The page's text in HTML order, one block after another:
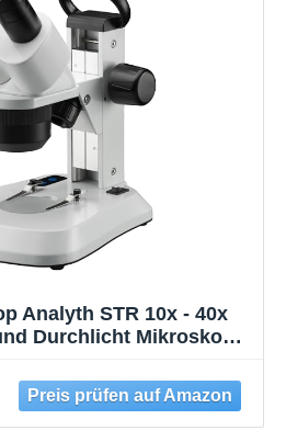
Analyth STR 10x - 40x
Durchlicht Mikroskop,